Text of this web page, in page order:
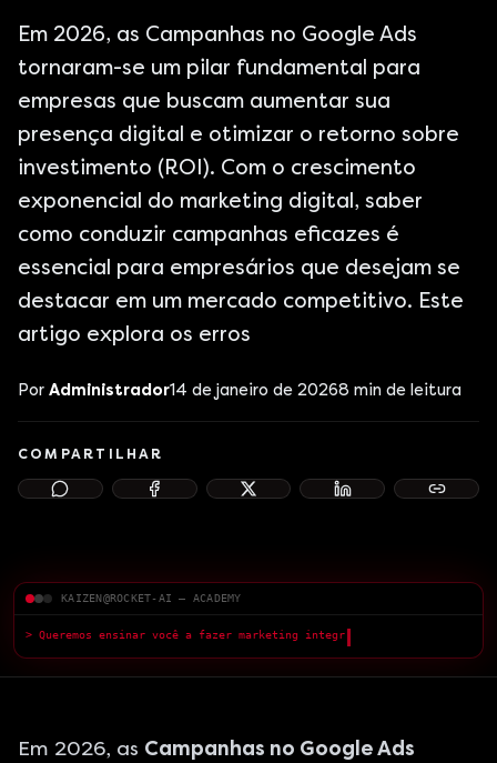
Em 2026, as Campanhas no Google Ads
tornaram-se um pilar fundamental para
empresas que buscam aumentar sua
presença digital e otimizar o retorno sobre
investimento (ROI). Com o crescimento
exponencial do marketing digital, saber
como conduzir campanhas eficazes é
essencial para empresários que desejam se
destacar em um mercado competitivo. Este
artigo explora os erros
Por Administrador14 de janeiro de 20268 min de leitura
COMPARTILHAR
KAIZEN@ROCKET-AI — ACADEMY
qualidade superior.
█
Em 2026, as Campanhas no Google Ads